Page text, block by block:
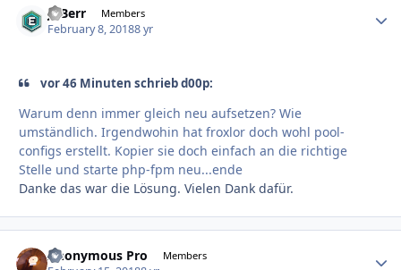
JoBerr Members
February 8, 20188 yr
vor 46 Minuten schrieb d00p:
Warum denn immer gleich neu aufsetzen? Wie
umständlich. Irgendwohin hat froxlor doch wohl pool-
configs erstellt. Kopier sie doch einfach an die richtige
Stelle und starte php-fpm neu...ende
Danke das war die Lösung. Vielen Dank dafür.
Anonymous Pro Members